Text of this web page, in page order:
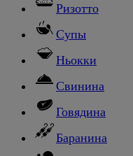
Ризотто
Супы
Ньокки
Свинина
Говядина
Баранина